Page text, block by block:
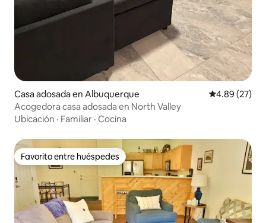
Casa adosada en Albuquerque Calificación
4.89 (27)
Acogedora casa adosada en North Valley
Ubicación · Familiar · Cocina
Favorito entre huéspedes
Favorito entre huéspedes